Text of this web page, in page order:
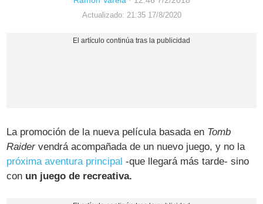
Actualizado: 21:35 17/8/2020
La promoción de la nueva película basada en Tomb
Raidervendrá acompañada de un nuevo juego, y no la
próxima aventura principal -que llegará más tarde- sino
con un juego de recreativa.